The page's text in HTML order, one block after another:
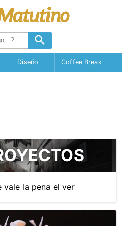
Diseño Coffee Break
vale la pena el ver